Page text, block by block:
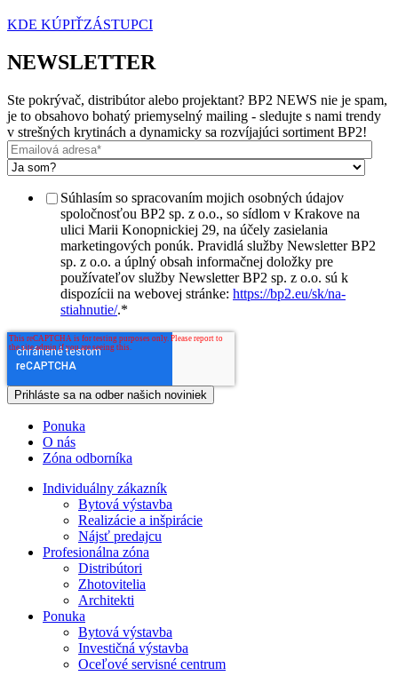
KDE KÚPIŤZÁSTUPCI
NEWSLETTER
Ste pokrývač, distribútor alebo projektant? BP2 NEWS nie je spam,
je to obsahovo bohatý priemyselný mailing - sledujte s nami trendy
v strešných krytinách a dynamicky sa rozvíjajúci sortiment BP2!
Súhlasím so spracovaním mojich osobných údajov
spoločnosťou BP2 sp. z o.o., so sídlom v Krakove na
ulici Marii Konopnickiej 29, na účely zasielania
marketingových ponúk. Pravidlá služby Newsletter BP2
sp. z o.o. a úplný obsah informačnej doložky pre
používateľov služby Newsletter BP2 sp. z o.o. sú k
dispozícii na webovej stránke: https://bp2.eu/sk/na-
stiahnutie/.*
Ponuka
O nás
Zóna odborníka
Individuálny zákazník
Bytová výstavba
Realizácie a inšpirácie
Nájsť predajcu
Profesionálna zóna
Distribútori
Zhotovitelia
Architekti
Ponuka
Bytová výstavba
Investičná výstavba
Oceľové servisné centrum